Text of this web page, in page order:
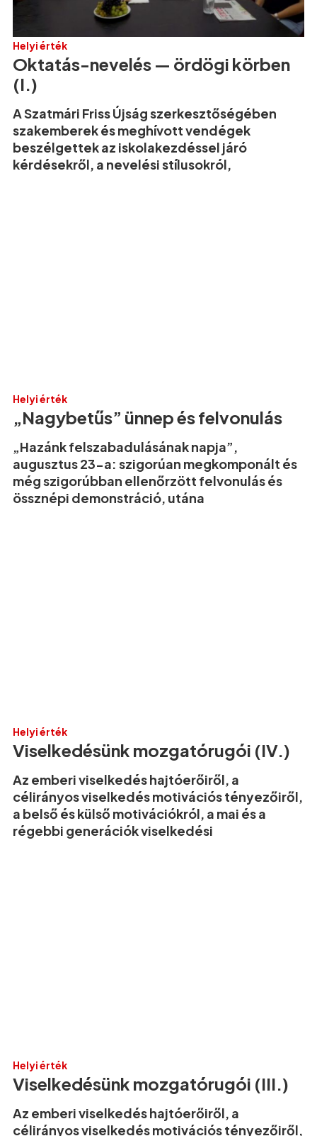
Helyi érték
Oktatás-nevelés — ördögi körben
(I.)
A Szatmári Friss Újság szerkesztőségében
szakemberek és meghívott vendégek
beszélgettek az iskolakezdéssel járó
kérdésekről, a nevelési stílusokról,
Helyi érték
„Nagybetűs” ünnep és felvonulás
„Hazánk felszabadulásának napja”,
augusztus 23-a: szigorúan megkomponált és
még szigorúbban ellenőrzött felvonulás és
össznépi demonstráció, utána
Helyi érték
Viselkedésünk mozgatórugói (IV.)
Az emberi viselkedés hajtóerőiről, a
célirányos viselkedés motivációs tényezőiről,
a belső és külső motivációkról, a mai és a
régebbi generációk viselkedési
Helyi érték
Viselkedésünk mozgatórugói (III.)
Az emberi viselkedés hajtóerőiről, a
célirányos viselkedés motivációs tényezőiről,